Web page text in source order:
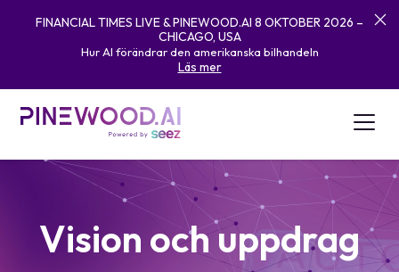
FINANCIAL TIMES LIVE & PINEWOOD.AI 8 OKTOBER 2026 –
CHICAGO, USA
Hur AI förändrar den amerikanska bilhandeln
Läs mer
Vision och uppdrag